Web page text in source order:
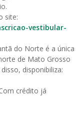
site:
vestibular-
do Norte é a única
de Mato Grosso
disponibiliza:
crédito já